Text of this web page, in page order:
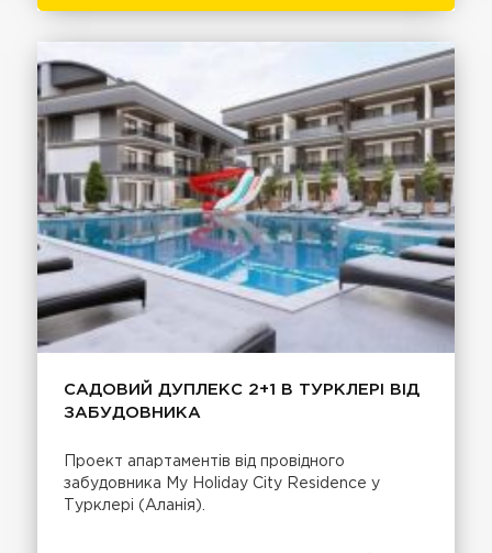
САДОВИЙ ДУПЛЕКС 2+1 В ТУРКЛЕРІ ВІД
ЗАБУДОВНИКА
Проект апартаментів від провідного
забудовника My Holiday City Residence у
Турклері (Аланія).